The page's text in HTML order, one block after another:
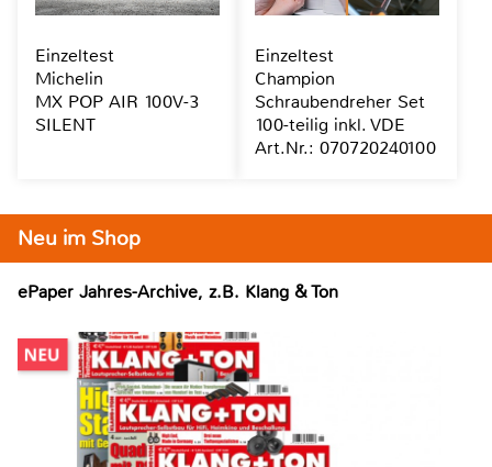
Neu im Shop
ePaper Jahres-Archive, z.B. Klang & Ton
Einzeltest
Michelin
MX POP AIR 100V-3
SILENT
Einzeltest
Champion
Schraubendreher Set
100-teilig inkl. VDE
Art.Nr.: 070720240100